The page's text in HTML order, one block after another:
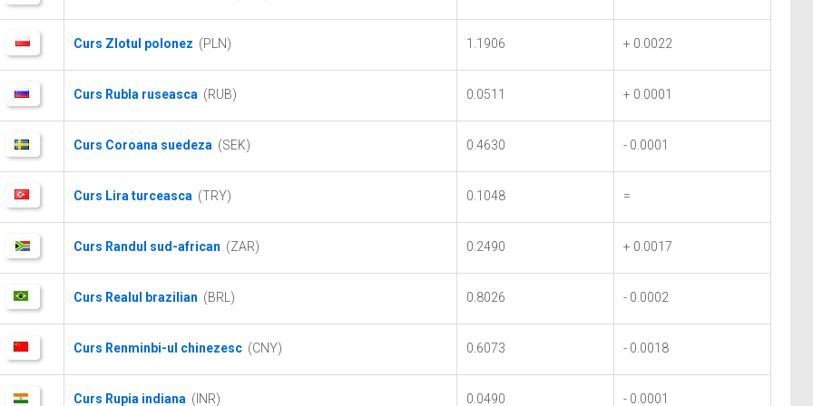
Curs Zlotul polonez (PLN) 1.1906 + 0.0022
Curs Rubla ruseasca (RUB) 0.0511 + 0.0001
Curs Coroana suedeza (SEK) 0.4630 - 0.0001
Curs Lira turceasca (TRY) 0.1048 =
Curs Randul sud-african (ZAR) 0.2490 + 0.0017
Curs Realul brazilian (BRL) 0.8026 - 0.0002
Curs Renminbi-ul chinezesc (CNY) 0.6073 - 0.0018
Curs Rupia indiana (INR) 0.0490 - 0.0001